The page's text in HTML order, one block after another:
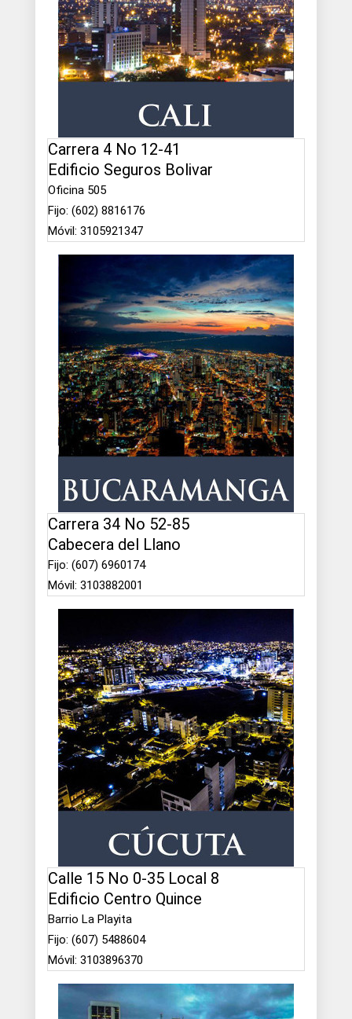
Carrera 4 No 12-41
Edificio Seguros Bolivar
Oficina 505
Fijo: (602) 8816176
Móvil: 3105921347
Carrera 34 No 52-85
Cabecera del Llano
Fijo: (607) 6960174
Móvil: 3103882001
Calle 15 No 0-35 Local 8
Edificio Centro Quince
Barrio La Playita
Fijo: (607) 5488604
Móvil: 3103896370